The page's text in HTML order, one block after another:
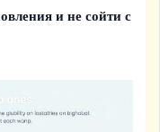
и не сойти с